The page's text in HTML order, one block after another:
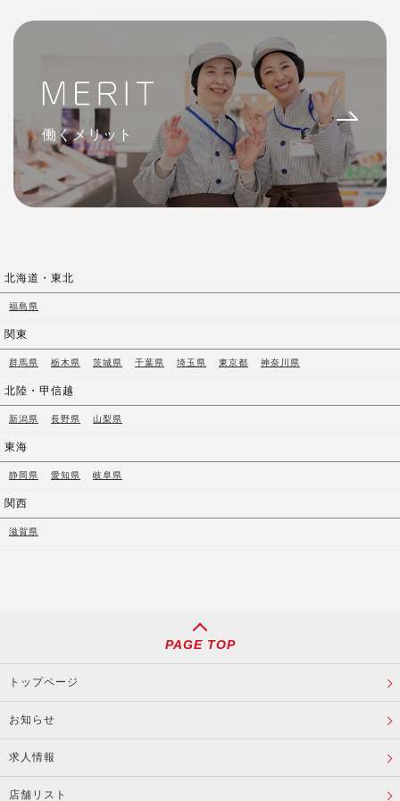
働くメリット
北海道・東北
福島県
関東
群馬県 栃木県 茨城県 千葉県 埼玉県 東京都 神奈川県
北陸・甲信越
新潟県 長野県 山梨県
東海
静岡県 愛知県 岐阜県
関西
滋賀県
PAGE TOP
トップページ
お知らせ
求人情報
店舗リスト